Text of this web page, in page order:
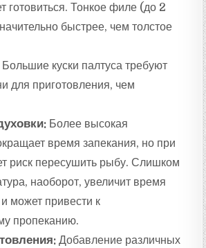
готовиться. Тонкое филе (до 2
быстрее, чем толстое
Большие куски палтуса требуют
для приготовления, чем
Более высокая
время запекания, но при
риск пересушить рыбу. Слишком
наоборот, увеличит время
может привести к
пропеканию.
Добавление различных